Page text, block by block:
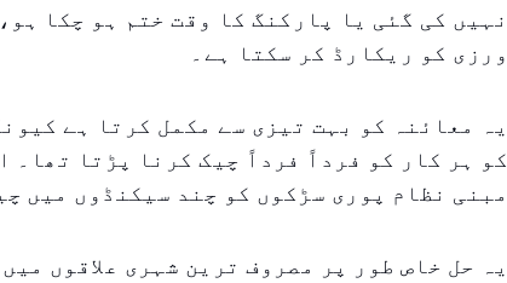
نہیں کی گئی یا پارکنگ کا وقت ختم ہو چکا
ورزی کو ریکارڈ کر سکتا ہے۔
یہ معائنہ کو بہت تیزی سے مکمل کرتا ہے
کو ہر کار کو فرداً فرداً چیک کرنا پڑتا تھا۔
مبنی نظام پوری سڑکوں کو چند سیکنڈوں میں
یہ حل خاص طور پر مصروف ترین شہری علاقوں